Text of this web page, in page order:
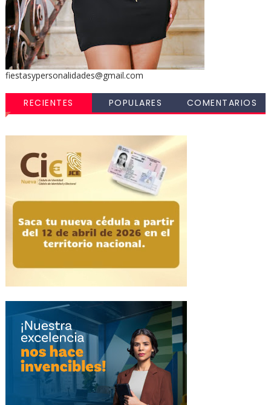
fiestasypersonalidades@gmail.com
RECIENTES POPULARES COMENTARIOS